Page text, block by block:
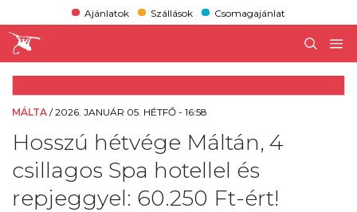
Ajánlatok Szállások Csomagajánlat
MÁLTA /2026. JANUÁR 05. HÉTFŐ - 16:58
Hosszú hétvége Máltán, 4
csillagos Spa hotellel és
repjeggyel: 60.250 Ft-ért!